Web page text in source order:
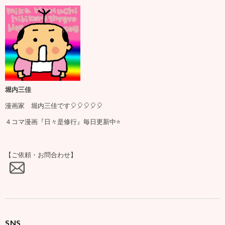
堀内三佳
漫画家 堀内三佳です🎈🎈🎈🎈🎈
４コマ漫画『日々是修行』毎日更新中⭐️
【ご依頼・お問合わせ】
SNS